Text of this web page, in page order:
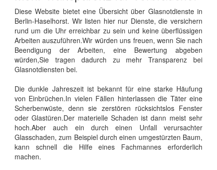
Diese Website bietet eine Übersicht über Glasnotdienste in
Berlin-Haselhorst. Wir listen hier nur Dienste, die versichern
rund um die Uhr erreichbar zu sein und keine überflüssigen
Arbeiten auszuführen.Wir würden uns freuen, wenn Sie nach
Beendigung der Arbeiten, eine Bewertung abgeben
würden,Sie tragen dadurch zu mehr Transparenz bei
Glasnotdiensten bei.
Die dunkle Jahreszeit ist bekannt für eine starke Häufung
von Einbrüchen.In vielen Fällen hinterlassen die Täter eine
Scherbenwüste, denn sie zerstören rücksichtslos Fenster
oder Glastüren.Der materielle Schaden ist dann meist sehr
hoch.Aber auch ein durch einen Unfall verursachter
Glasschaden, zum Beispiel durch einen umgestürzten Baum,
kann schnell die Hilfe eines Fachmannes erforderlich
machen.